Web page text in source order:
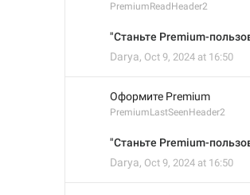
PremiumReadHeader2
"Станьте Premium-
Darya, Oct 9, 2024 at 16:50
Оформите Premium
PremiumLastSeenHeader2
"Станьте Premium-
Darya, Oct 9, 2024 at 16:50